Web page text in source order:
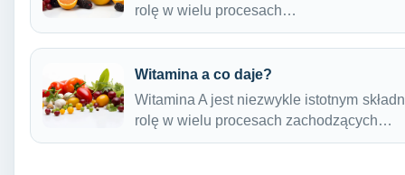
rolę w wielu procesach…
Witamina a co daje?
Witamina A jest niezwykle istotnym
rolę w wielu procesach zachodzących…